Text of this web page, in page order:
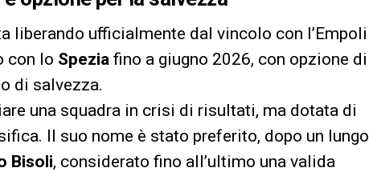
liberando ufficialmente dal vincolo con l’Empoli
con lo Spezia fino a giugno 2026, con opzione di
di salvezza.
una squadra in crisi di risultati, ma dotata di
Il suo nome è stato preferito, dopo un lungo
Bisoli, considerato fino all’ultimo una valida